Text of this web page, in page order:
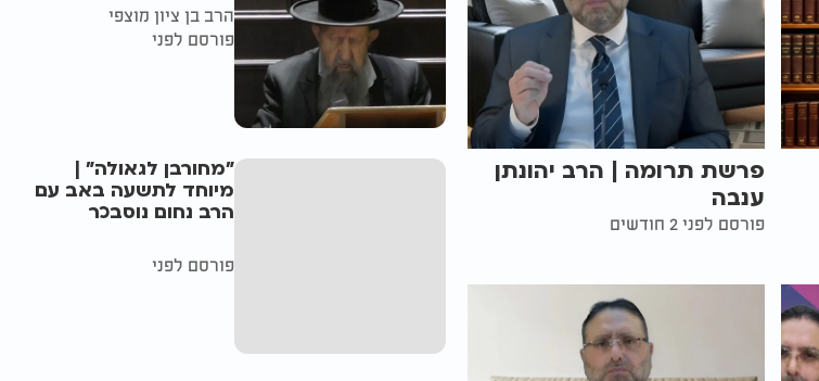
פרשת תרומה | הרב יהונתן
ענבה
פורסם לפני 2 חודשים
הרב בן ציון מוצפי
פורסם לפני
"מחורבן לגאולה" |
מיוחד לתשעה באב עם
הרב נחום נוסבכר
פורסם לפני